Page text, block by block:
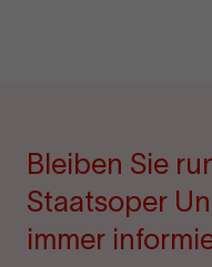
Bleiben Sie
Staatsoper
immer